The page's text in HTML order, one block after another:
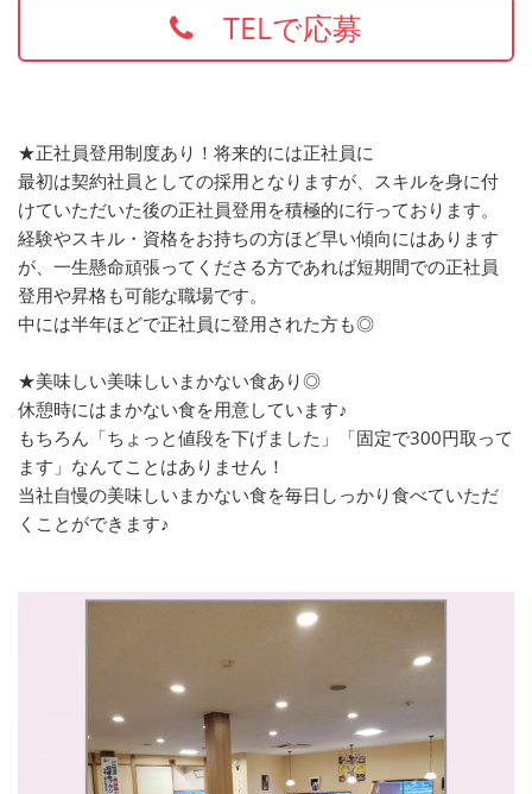
TELで応募
★正社員登用制度あり！将来的には正社員に
最初は契約社員としての採用となりますが、スキルを身に付
けていただいた後の正社員登用を積極的に行っております。
経験やスキル・資格をお持ちの方ほど早い傾向にはあります
が、一生懸命頑張ってくださる方であれば短期間での正社員
登用や昇格も可能な職場です。
中には半年ほどで正社員に登用された方も◎
★美味しい美味しいまかない食あり◎
休憩時にはまかない食を用意しています♪
もちろん「ちょっと値段を下げました」「固定で300円取って
ます」なんてことはありません！
当社自慢の美味しいまかない食を毎日しっかり食べていただ
くことができます♪